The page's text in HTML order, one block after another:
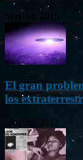
May 14, 2015
El gran
los
Nov 26, 2012